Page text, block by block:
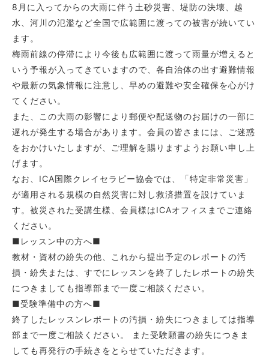
8月に入ってからの大雨に伴う土砂災害、堤防の決壊、越
水、河川の氾濫など全国で広範囲に渡っての被害が続いてい
ます。
梅雨前線の停滞により今後も広範囲に渡って雨量が増えると
いう予報が入ってきていますので、各自治体の出す避難情報
や最新の気象情報に注意し、早めの避難や安全確保を心がけ
てください。
また、この大雨の影響により郵便や配送物のお届けの一部に
遅れが発生する場合があります。会員の皆さまには、ご迷惑
をおかけいたしますが、ご理解を賜りますようお願い申し上
げます。
なお、ICA国際クレイセラピー協会では、「特定非常災害」
が適用される規模の自然災害に対し救済措置を設けていま
す。被災された受講生様、会員様はICAオフィスまでご連絡
ください。
■レッスン中の方へ■
教材・資材の紛失の他、これから提出予定のレポートの汚
損・紛失または、すでにレッスンを終了したレポートの紛失
につきましても指導部まで一度ご相談ください。
■受験準備中の方へ■
終了したレッスンレポートの汚損・紛失につきましては指導
部まで一度ご相談ください。 また受験願書の紛失につきま
しても再発行の手続きをとらせていただきます。